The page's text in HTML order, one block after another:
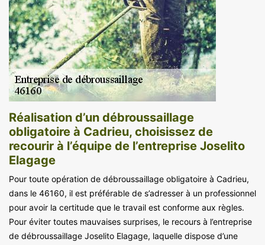
Réalisation d’un débroussaillage
obligatoire à Cadrieu, choisissez de
recourir à l’équipe de l’entreprise Joselito
Elagage
Pour toute opération de débroussaillage obligatoire à Cadrieu,
dans le 46160, il est préférable de s’adresser à un professionnel
pour avoir la certitude que le travail est conforme aux règles.
Pour éviter toutes mauvaises surprises, le recours à l’entreprise
de débroussaillage Joselito Elagage, laquelle dispose d’une